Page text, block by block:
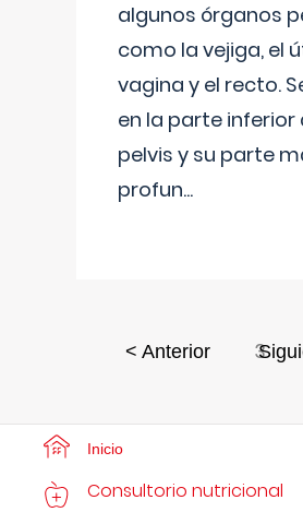
algunos órganos
como la vejiga, el
vagina y el recto.
en la parte inferior
pelvis y su parte
profun...
< Anterior 3
Inicio
Consultorio nutricional